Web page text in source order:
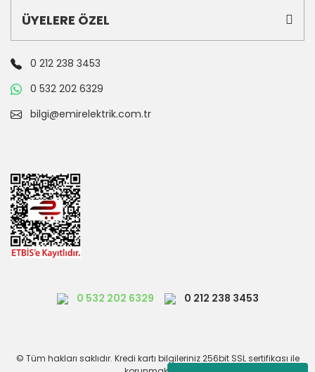
ÜYELERE ÖZEL
0 212 238 3453
0 532 202 6329
bilgi@emirelektrik.com.tr
0 532 202 6329 0 212 238 3453
© Tüm hakları saklıdır. Kredi kartı bilgileriniz 256bit SSL sertifikası ile